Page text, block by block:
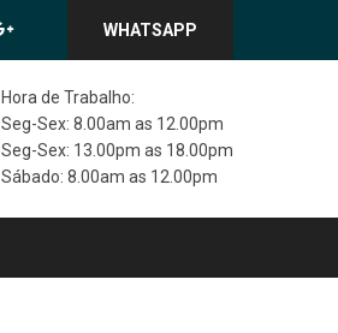
WHATSAPP
Hora de Trabalho:
Seg-Sex: 8.00am as 12.00pm
Seg-Sex: 13.00pm as 18.00pm
Sábado: 8.00am as 12.00pm